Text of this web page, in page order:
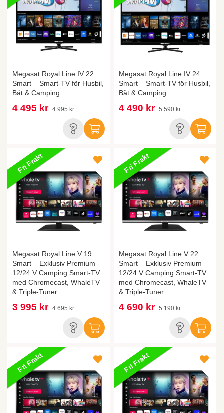
Megasat Royal Line IV 22
Smart – Smart-TV för Husbil,
Båt & Camping
4 495 kr 4 995 kr
Megasat Royal Line IV 24
Smart – Smart-TV för Husbil,
Båt & Camping
4 490 kr 5 590 kr
Fri Frakt
Megasat Royal Line V 19
Smart – Exklusiv Premium
12/24 V Camping Smart-TV
med Chromecast, WhaleTV
& Triple-Tuner
3 995 kr 4 695 kr
Fri Frakt
Megasat Royal Line V 22
Smart – Exklusiv Premium
12/24 V Camping Smart-TV
med Chromecast, WhaleTV
& Triple-Tuner
4 690 kr 5 190 kr
Fri Frakt Fri Frakt